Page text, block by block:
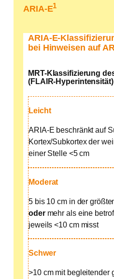
ARIA-E1
ARIA-E-
bei Hinweisen auf
MRT-Klassifizierung
(FLAIR-Hyperintensität)
Leicht
ARIA-E beschränkt auf
Kortex/Subkortex der
einer Stelle <5 cm
Moderat
5 bis 10 cm in der
odermehr als eine
jeweils <10 cm misst
Schwer
>10 cm mit begleitender